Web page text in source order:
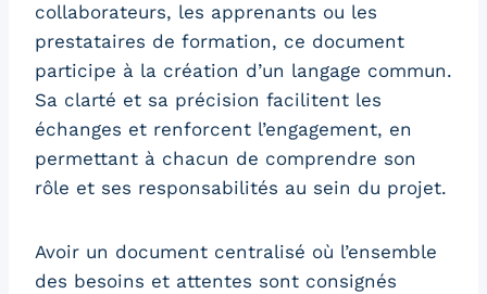
collaborateurs, les apprenants ou les
prestataires de formation, ce document
participe à la création d’un langage commun.
Sa clarté et sa précision facilitent les
échanges et renforcent l’engagement, en
permettant à chacun de comprendre son
rôle et ses responsabilités au sein du projet.
Avoir un document centralisé où l’ensemble
des besoins et attentes sont consignés